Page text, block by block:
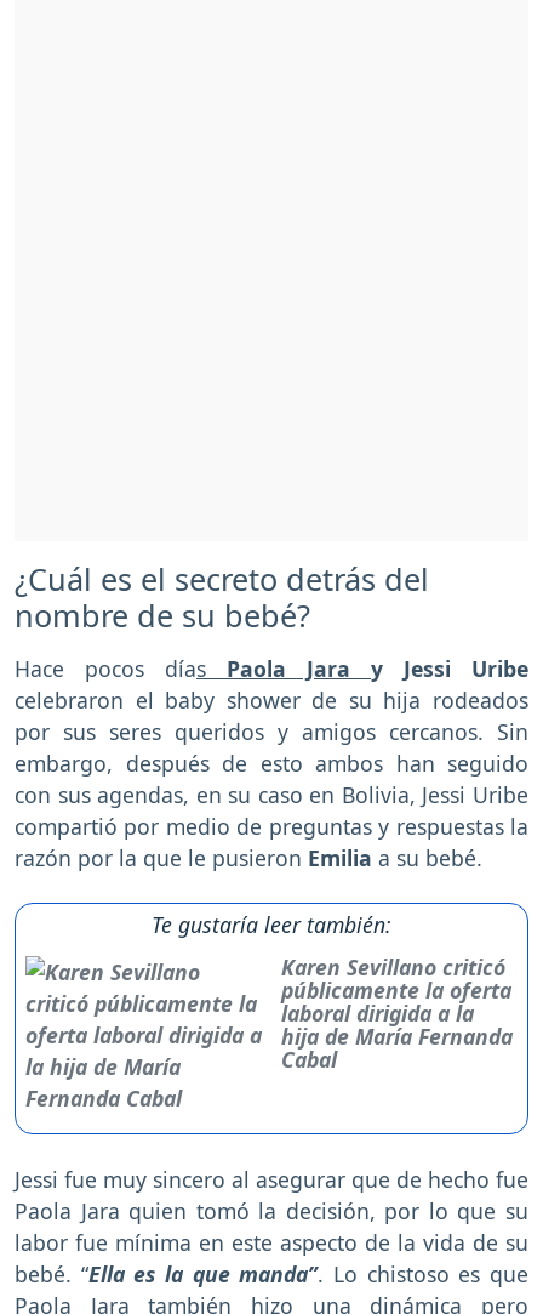
¿Cuál es el secreto detrás del
nombre de su bebé?
Hace pocos días Paola Jara y Jessi Uribe
celebraron el baby shower de su hija rodeados
por sus seres queridos y amigos cercanos. Sin
embargo, después de esto ambos han seguido
con sus agendas, en su caso en Bolivia, Jessi Uribe
compartió por medio de preguntas y respuestas la
razón por la que le pusieron Emilia a su bebé.
Te gustaría leer también:
Karen Sevillano criticó
públicamente la oferta
laboral dirigida a la
hija de María Fernanda
Cabal
Jessi fue muy sincero al asegurar que de hecho fue
Paola Jara quien tomó la decisión, por lo que su
labor fue mínima en este aspecto de la vida de su
bebé. “Ella es la que manda”. Lo chistoso es que
Paola Jara también hizo una dinámica pero